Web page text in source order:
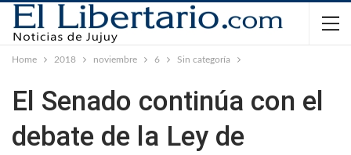
Home 2018 noviembre 6 Sin categoría
El Senado continúa con el
debate de la Ley de